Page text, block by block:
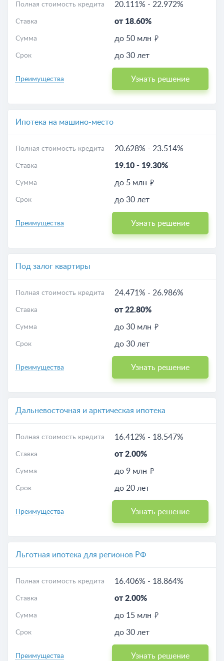
Полная стоимость кредита 20.111% - 22.972%
Ставка от 18.60%
Сумма до 50 млн
Срок до 30 лет
Преимущества Узнать решение
Ипотека на машино-место
Полная стоимость кредита 20.628% - 23.514%
Ставка 19.10 - 19.30%
Сумма до 5 млн
Срок до 30 лет
Преимущества Узнать решение
Под залог квартиры
Полная стоимость кредита 24.471% - 26.986%
Ставка от 22.80%
Сумма до 30 млн
Срок до 30 лет
Преимущества Узнать решение
Дальневосточная и арктическая ипотека
Полная стоимость кредита 16.412% - 18.547%
Ставка от 2.00%
Сумма до 9 млн
Срок до 20 лет
Преимущества Узнать решение
Льготная ипотека для регионов РФ
Полная стоимость кредита 16.406% - 18.864%
Ставка от 2.00%
Сумма до 15 млн
Срок до 30 лет
Преимущества Узнать решение